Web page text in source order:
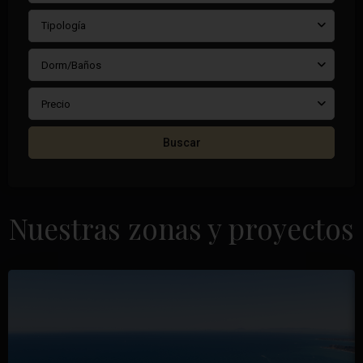
Tipología
Dorm/Baños
Precio
Buscar
Nuestras zonas y proyectos